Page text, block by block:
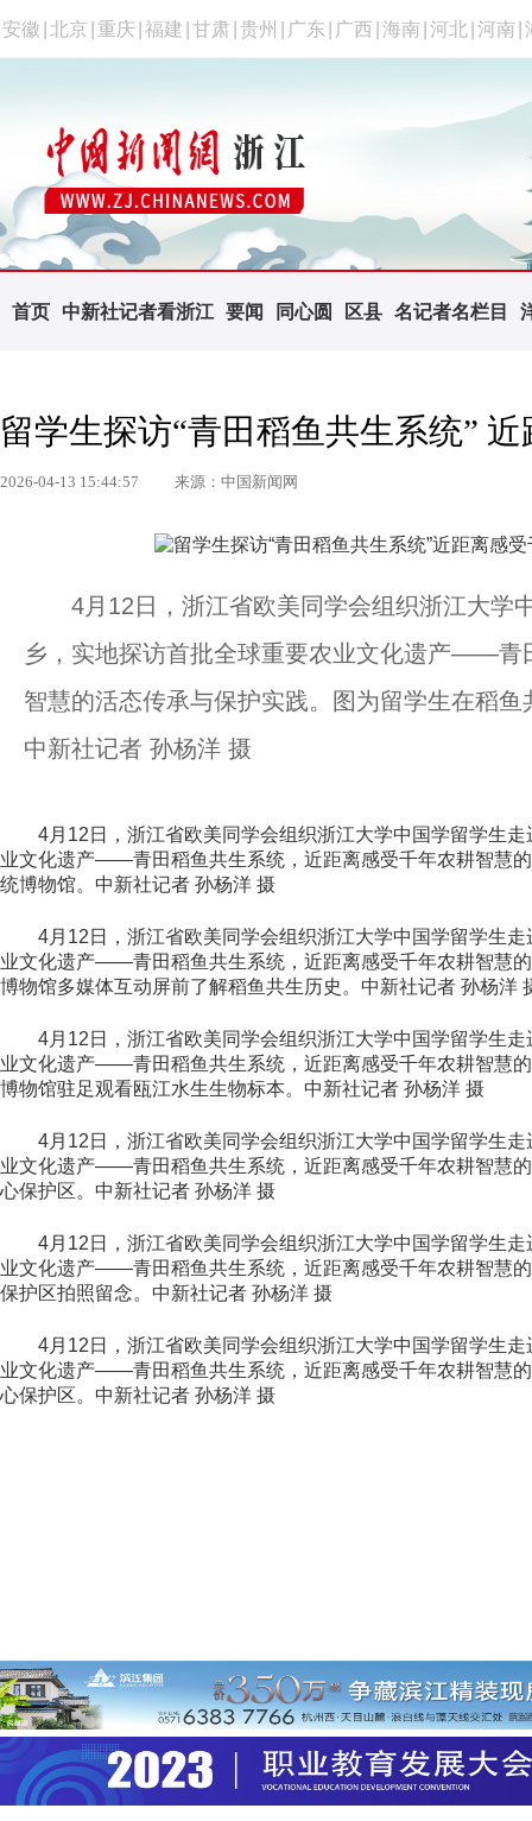
安徽 北京 重庆 福建 甘肃 贵州 广东 广西 海南 河北 河南
首页 中新社记者看浙江 要闻 同心圆 区县 名记者名栏目
留学生探访“青田稻鱼共生系统”
2026-04-13 15:44:57 来源：中国新闻网
4月12日，浙江省欧美同学会组织浙江大学
乡，实地探访首批全球重要农业文化遗产——青
智慧的活态传承与保护实践。图为留学生在稻
中新社记者 孙杨洋 摄
4月12日，浙江省欧美同学会组织浙江大学中国学留学生走
业文化遗产——青田稻鱼共生系统，近距离感受千年农耕智慧
统博物馆。中新社记者 孙杨洋 摄
4月12日，浙江省欧美同学会组织浙江大学中国学留学生走
业文化遗产——青田稻鱼共生系统，近距离感受千年农耕智慧
博物馆多媒体互动屏前了解稻鱼共生历史。中新社记者 孙杨洋
4月12日，浙江省欧美同学会组织浙江大学中国学留学生走
业文化遗产——青田稻鱼共生系统，近距离感受千年农耕智慧
博物馆驻足观看瓯江水生生物标本。中新社记者 孙杨洋 摄
4月12日，浙江省欧美同学会组织浙江大学中国学留学生走
业文化遗产——青田稻鱼共生系统，近距离感受千年农耕智慧
心保护区。中新社记者 孙杨洋 摄
4月12日，浙江省欧美同学会组织浙江大学中国学留学生走
业文化遗产——青田稻鱼共生系统，近距离感受千年农耕智慧
保护区拍照留念。中新社记者 孙杨洋 摄
4月12日，浙江省欧美同学会组织浙江大学中国学留学生走
业文化遗产——青田稻鱼共生系统，近距离感受千年农耕智慧
心保护区。中新社记者 孙杨洋 摄